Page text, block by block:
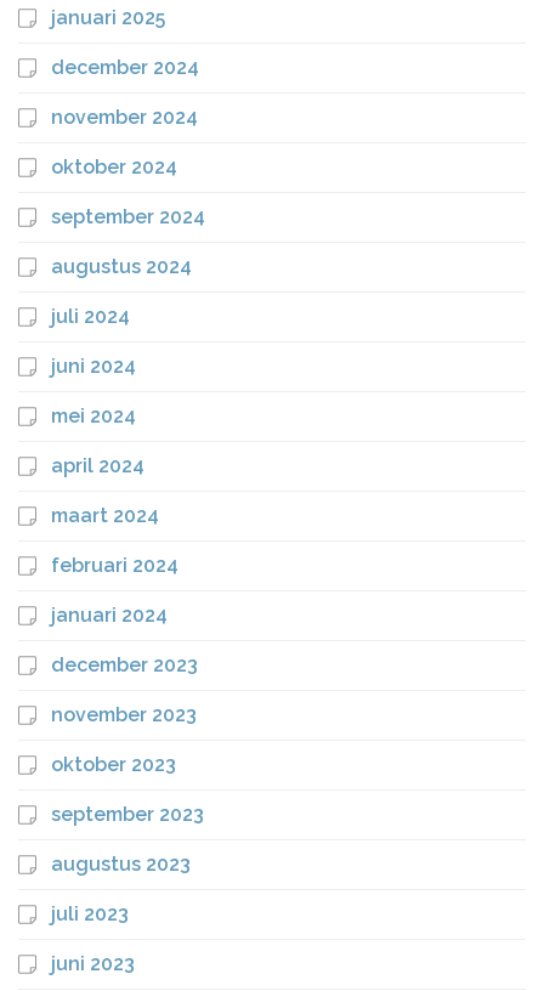
januari 2025
december 2024
november 2024
oktober 2024
september 2024
augustus 2024
juli 2024
juni 2024
mei 2024
april 2024
maart 2024
februari 2024
januari 2024
december 2023
november 2023
oktober 2023
september 2023
augustus 2023
juli 2023
juni 2023